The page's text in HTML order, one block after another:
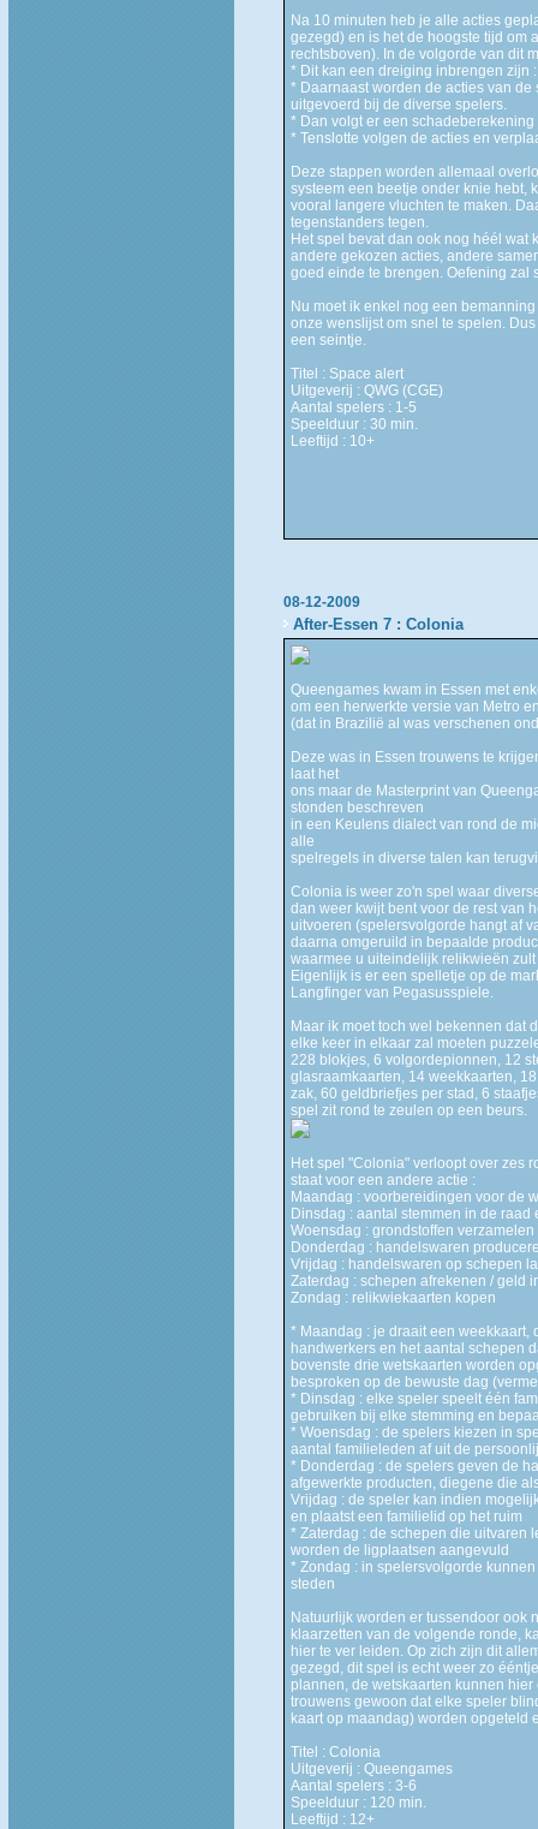
Na 10 minuten heb je alle acties
gezegd) en is het de hoogste tijd om
rechtsboven). In de volgorde van dit
* Dit kan een dreiging inbrengen zijn
* Daarnaast worden de acties van
uitgevoerd bij de diverse spelers.
* Dan volgt er een
* Tenslotte volgen de acties en
Deze stappen worden allemaal
systeem een beetje onder knie hebt,
vooral langere vluchten te maken.
tegenstanders tegen.
Het spel bevat dan ook nog héél
andere gekozen acties, andere
goed einde te brengen. Oefening zal
Nu moet ik enkel nog een
onze wenslijst om snel te spelen.
een seintje.
Titel : Space alert
Uitgeverij : QWG (CGE)
Aantal spelers : 1-5
Speelduur : 30 min.
Leeftijd : 10+
08-12-2009
After-Essen 7 : Colonia
Queengames kwam in Essen met
om een herwerkte versie van Metro
(dat in Brazilië al was verschenen
Deze was in Essen trouwens te
laat het
ons maar de Masterprint van
stonden beschreven
in een Keulens dialect van rond de
alle
spelregels in diverse talen kan
Colonia is weer zo'n spel waar
dan weer kwijt bent voor de rest van
uitvoeren (spelersvolgorde hangt af
daarna omgeruild in bepaalde
waarmee u uiteindelijk relikwieën
Eigenlijk is er een spelletje op de
Langfinger van Pegasusspiele.
Maar ik moet toch wel bekennen dat
elke keer in elkaar zal moeten
228 blokjes, 6 volgordepionnen, 12
glasraamkaarten, 14 weekkaarten,
zak, 60 geldbriefjes per stad, 6
spel zit rond te zeulen op een beurs.
Het spel "Colonia" verloopt over zes
staat voor een andere actie :
Maandag : voorbereidingen voor de
Dinsdag : aantal stemmen in de
Woensdag : grondstoffen verzamelen
Donderdag : handelswaren
Vrijdag : handelswaren op schepen
Zaterdag : schepen afrekenen / geld
Zondag : relikwiekaarten kopen
* Maandag : je draait een weekkaart,
handwerkers en het aantal schepen
bovenste drie wetskaarten worden
besproken op de bewuste dag
* Dinsdag : elke speler speelt één
gebruiken bij elke stemming en
* Woensdag : de spelers kiezen in
aantal familieleden af uit de
* Donderdag : de spelers geven de
afgewerkte producten, diegene die
Vrijdag : de speler kan indien
en plaatst een familielid op het ruim
* Zaterdag : de schepen die uitvaren
worden de ligplaatsen aangevuld
* Zondag : in spelersvolgorde
steden
Natuurlijk worden er tussendoor ook
klaarzetten van de volgende ronde,
hier te ver leiden. Op zich zijn dit
gezegd, dit spel is echt weer zo
plannen, de wetskaarten kunnen
trouwens gewoon dat elke speler
kaart op maandag) worden opgeteld
Titel : Colonia
Uitgeverij : Queengames
Aantal spelers : 3-6
Speelduur : 120 min.
Leeftijd : 12+